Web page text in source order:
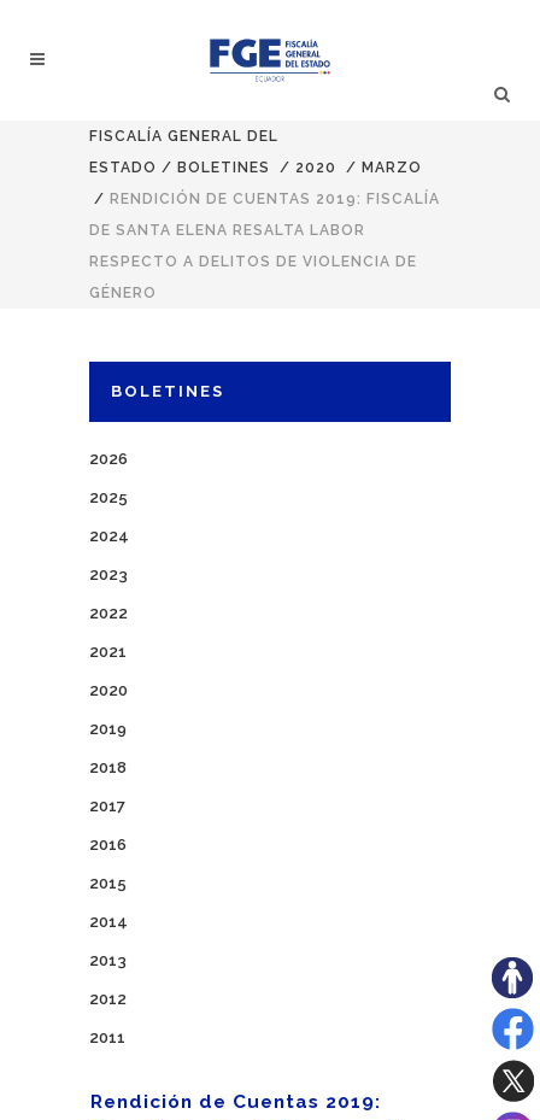
FISCALÍA GENERAL DEL
ESTADO / BOLETINES / 2020 / MARZO
/ RENDICIÓN DE CUENTAS 2019: FISCALÍA
DE SANTA ELENA RESALTA LABOR
RESPECTO A DELITOS DE VIOLENCIA DE
GÉNERO
BOLETINES
2026
2025
2024
2023
2022
2021
2020
2019
2018
2017
2016
2015
2014
2013
2012
2011
Rendición de Cuentas 2019: